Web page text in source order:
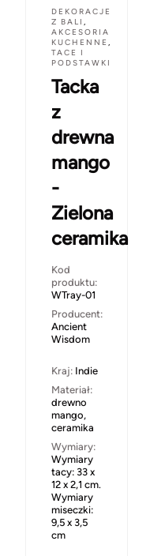
DEKORACJE
Z BALI ,
AKCESORIA
KUCHENNE ,
TACE I
PODSTAWKI
Tacka
z
drewna
mango
-
Zielona
ceramika
Kod
produktu:
WTray-01
Producent:
Ancient
Wisdom
Kraj: Indie
Materiał:
drewno
mango,
ceramika
Wymiary:
Wymiary
tacy: 33 x
12 x 2,1 cm.
Wymiary
miseczki:
9,5 x 3,5
cm